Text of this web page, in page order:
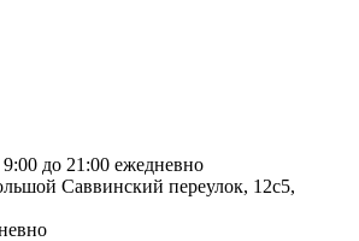
до 21:00 ежедневно
Саввинский переулок, 12с5,